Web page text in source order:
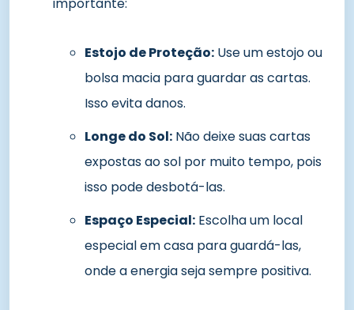
importante:
Estojo de Proteção: Use um estojo ou
bolsa macia para guardar as cartas.
Isso evita danos.
Longe do Sol: Não deixe suas cartas
expostas ao sol por muito tempo, pois
isso pode desbotá-las.
Espaço Especial: Escolha um local
especial em casa para guardá-las,
onde a energia seja sempre positiva.